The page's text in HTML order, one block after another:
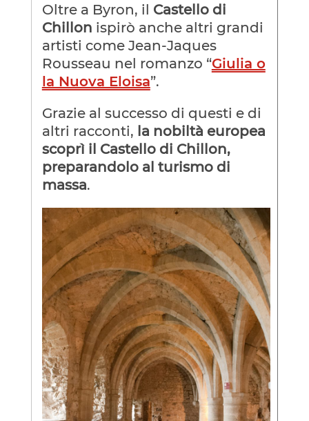
Oltre a Byron, il Castello di
Chillon ispirò anche altri grandi
artisti come Jean-Jaques
Rousseau nel romanzo “Giulia o
la Nuova Eloisa”.
Grazie al successo di questi e di
altri racconti, la nobiltà europea
scoprì il Castello di Chillon,
preparandolo al turismo di
massa.